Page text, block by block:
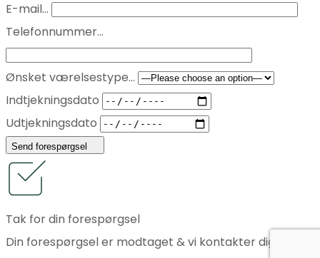
E-mail...
Telefonnummer...
Ønsket værelsestype...
Indtjekningsdato
Udtjekningsdato
Send forespørgsel
Tak for din forespørgsel
Din forespørgsel er modtaget & vi kontakter dig